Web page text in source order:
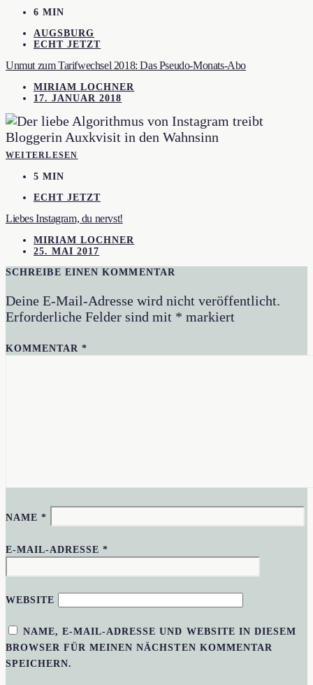
6 MIN
AUGSBURG
ECHT JETZT
Unmut zum Tarifwechsel 2018: Das Pseudo-Monats-Abo
MIRIAM LOCHNER
17. JANUAR 2018
WEITERLESEN
5 MIN
ECHT JETZT
Liebes Instagram, du nervst!
MIRIAM LOCHNER
25. MAI 2017
SCHREIBE EINEN KOMMENTAR
Deine E-Mail-Adresse wird nicht veröffentlicht.
Erforderliche Felder sind mit * markiert
KOMMENTAR*
NAME*
E-MAIL-ADRESSE*
WEBSITE
NAME, E-MAIL-ADRESSE UND WEBSITE IN DIESEM
BROWSER FÜR MEINEN NÄCHSTEN KOMMENTAR
SPEICHERN.